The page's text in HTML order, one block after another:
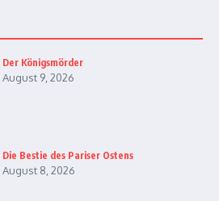
Der Königsmörder
August 9, 2026
Die Bestie des Pariser Ostens
August 8, 2026